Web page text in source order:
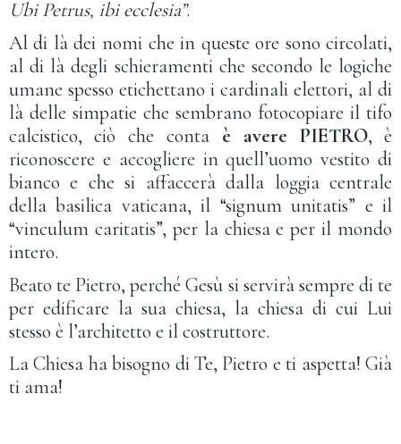
Ubi Petrus, ibi ecclesia”.
Al di là dei nomi che in queste ore sono circolati,
al di là degli schieramenti che secondo le logiche
umane spesso etichettano i cardinali elettori, al di
là delle simpatie che sembrano fotocopiare il tifo
calcistico, ciò che conta è avere PIETRO, è
riconoscere e accogliere in quell’uomo vestito di
bianco e che si affaccerà dalla loggia centrale
della basilica vaticana, il “signum unitatis” e il
“vinculum caritatis”, per la chiesa e per il mondo
intero.
Beato te Pietro, perché Gesù si servirà sempre di te
per edificare la sua chiesa, la chiesa di cui Lui
stesso è l’architetto e il costruttore.
La Chiesa ha bisogno di Te, Pietro e ti aspetta! Già
ti ama!